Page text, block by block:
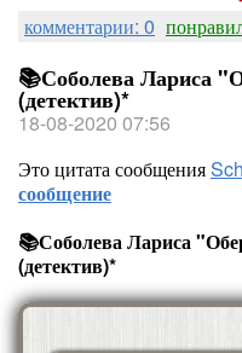
комментарии: 0
📚Соболева Лариса
(детектив)*
18-08-2020 07:56
Это цитата сообщения
сообщение
📚Соболева Лариса
(детектив)*